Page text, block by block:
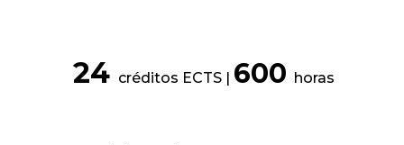
24 créditos ECTS | 600 horas